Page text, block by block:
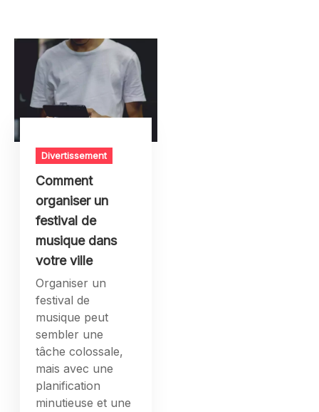
Divertissement
Comment
organiser un
festival de
musique dans
votre ville
Organiser un
festival de
musique peut
sembler une
tâche colossale,
mais avec une
planification
minutieuse et une